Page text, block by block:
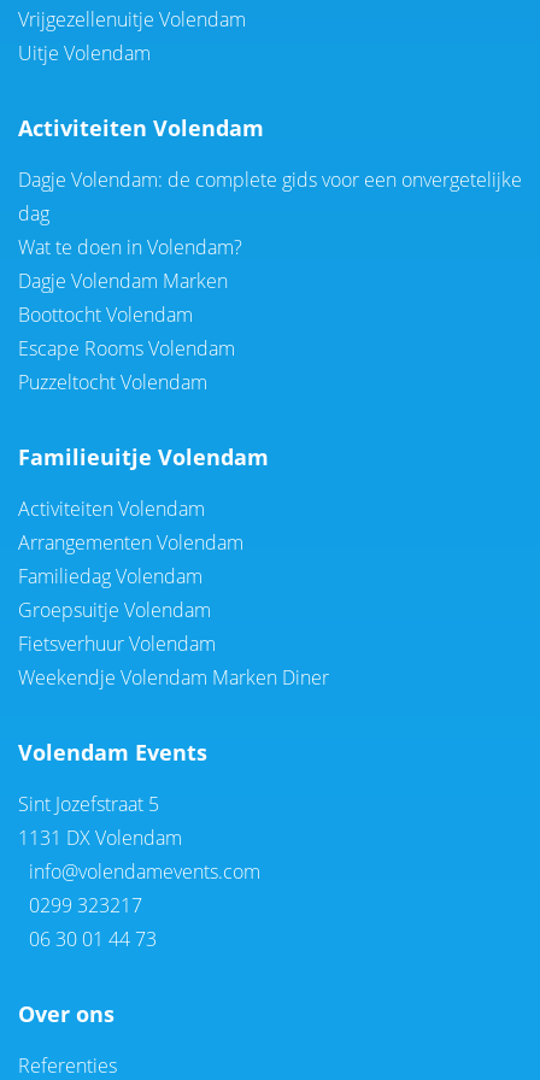
Vrijgezellenuitje Volendam
Uitje Volendam
Activiteiten Volendam
Dagje Volendam: de complete gids voor een onvergetelijke
dag
Wat te doen in Volendam?
Dagje Volendam Marken
Boottocht Volendam
Escape Rooms Volendam
Puzzeltocht Volendam
Familieuitje Volendam
Activiteiten Volendam
Arrangementen Volendam
Familiedag Volendam
Groepsuitje Volendam
Fietsverhuur Volendam
Weekendje Volendam Marken Diner
Volendam Events
Sint Jozefstraat 5
1131 DX Volendam
info@volendamevents.com
0299 323217
06 30 01 44 73
Over ons
Referenties